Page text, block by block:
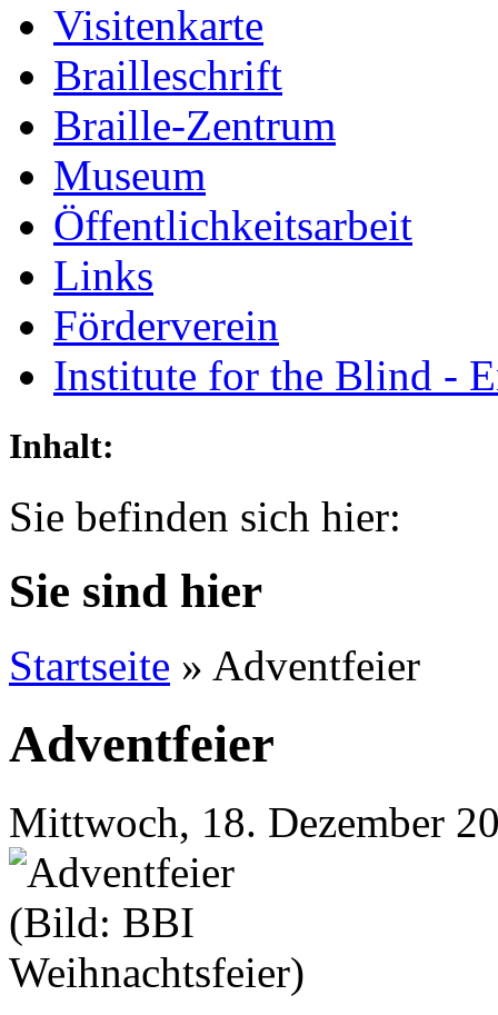
Visitenkarte
Brailleschrift
Braille-Zentrum
Museum
Öffentlichkeitsarbeit
Links
Förderverein
Institute for the Blind -
Inhalt:
Sie befinden sich hier:
Sie sind hier
Startseite » Adventfeier
Adventfeier
Mittwoch, 18. Dezember